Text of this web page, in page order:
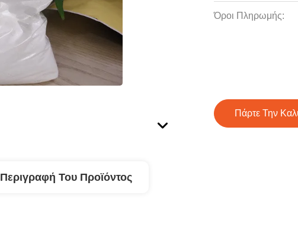
Όροι Πληρωμής:
Πάρτε Την
Περιγραφή Του Προϊόντος